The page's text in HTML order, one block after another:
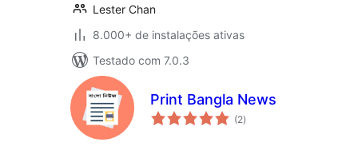
Lester Chan
8.000+ de instalações ativas
Testado com 7.0.3
Print Bangla News
(2total
de
)